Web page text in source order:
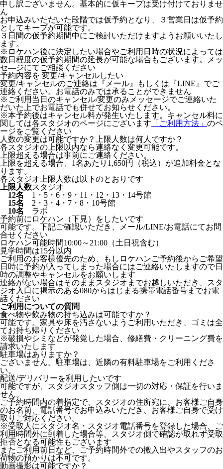
申し訳ございません。基本的に仮キープは受け付けておりませ
ん
お申込みいただいた段階では仮予約となり、３営業日は仮予約
としてキープが可能です。
３日間の仮予約期間中にご検討いただけますようお願いいたし
ます。
※ロケハン後に決定したい場合やご利用日時の状況によっては
数日程度の仮予約期間の延長が可能な場合もございます。メッ
セ―ジにてご相談ください
予約内容を 変更/キャンセルしたい
変更/キャンセルのご連絡は『メール』もしくは『LINE』でご
連絡ください。お電話のみでは承ることができません
※ご利用当日のキャンセル/変更のみメッセージでご連絡いた
だいた上でお電話でも併せてお知らせください。
※本予約後はキャンセル料が発生いたします。キャンセル料に
関しては各スタジオのページにございます 「ご利用方法」 のペ
ージをご覧ください
人数の変更は可能ですか？上限人数は何人ですか？
各スタジオの上限以内なら連絡なく変更可能です。
上限超える場合は事前にご連絡ください。
上限を超える場合、1名あたり1,650円（税込）が追加料金とな
ります。
各スタジオ上限人数は以下のとおりです
上限人数スタジオ
12名
1・5・6・9・11・12・13・14号館
15名
2・3・4・7・8・10号館
10名
ラボ
予約前にロケハン（下見）をしたいです
可能です。下記ご確認いただき、メール/LINE/お電話にてお問
合せください
ロケハン可能時間10:00～21:00（土日祝含む）
見学時間は15分以内
ご利用のお客様優先のため、もしロケハンご予約後からご希望
日時に予約が入ってしまった場合にはご連絡いたしますので日
時の調整やキャンセルをお願いします
連絡がない場合はそのままスタジオまでお越しいただき、スタ
ジオ入口に掲示のある080からはじまる携帯電話番号までお電
話ください
ご利用についての質問
食べ物や飲み物の持ち込みは可能ですか？
可能です。家具や床を汚さないようご利用いただき、ゴミは全
てお持ち帰りください
※破損やシミなどが発覚した場合、修繕費・クリーニング費を
請求いたします
駐車場はありますか？
ございません。駐車場は、近隣の有料駐車場をご利用くださ
い。
配送/デリバリーを利用したいです
可能ですが、スタジオスタッフ側は一切の対応・保証を行いま
せん。
ご予約時間内の着指定で、スタジオの住所宛に、お客様ご自身
のお名前、電話番号でお申込みいただき、お客様ご自身で受け
取りご対応ください。
※受取人にスタジオ名・スタジオ電話番号を登録した場合、ご
利用時間外に到着した場合等、スタジオ側で確認が取れず受取
拒否となる可能性もございます
またご利用前日など、ご予約時間外での搬入出やスタッフのお
荷物の預かりは不可です。
動画撮影は可能ですか？